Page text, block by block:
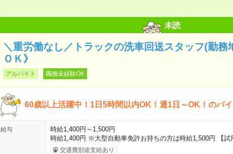
未読
＼重労働なし／トラックの洗車回送スタッフ(勤務
ＯＫ》
アルバイト 職種未経験OK
60歳以上活躍中！1日5時間以内OK！週1日～OK！のバイ
給与
時給1,400円～1,500円
時給1,400円 ※大型自動車免許お持ちの方は時給1,500円 【試
交通費別途支給あり